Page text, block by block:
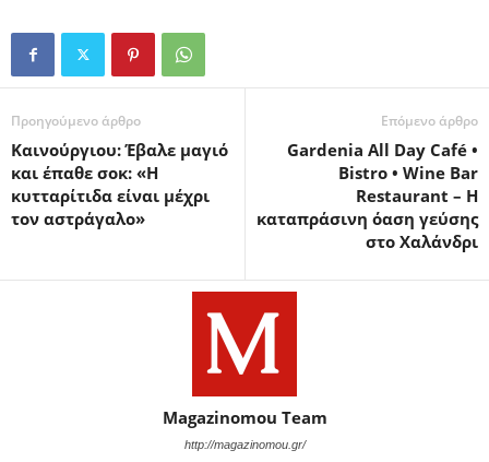
Προηγούμενο άρθρο
Καινούργιου: Έβαλε μαγιό
και έπαθε σοκ: «Η
κυτταρίτιδα είναι μέχρι
τον αστράγαλο»
Επόμενο άρθρο
Gardenia All Day Café •
Bistro • Wine Bar
Restaurant – Η
καταπράσινη όαση γεύσης
στο Χαλάνδρι
Magazinomou Team
http://magazinomou.gr/